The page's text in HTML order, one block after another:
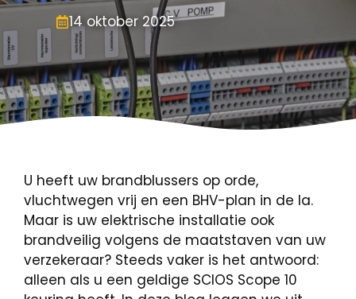
14 oktober 2025
U heeft uw brandblussers op orde,
vluchtwegen vrij en een BHV-plan in de la.
Maar is uw elektrische installatie ook
brandveilig volgens de maatstaven van uw
verzekeraar? Steeds vaker is het antwoord:
alleen als u een geldige SCIOS Scope 10